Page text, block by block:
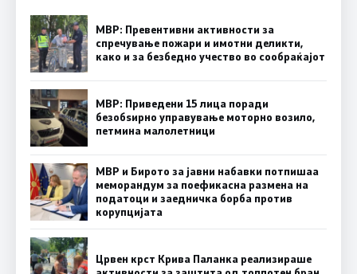
МВР: Превентивни активности за
спречување пожари и имотни деликти,
како и за безбедно учество во сообраќајот
МВР: Приведени 15 лица поради
безобѕирно управување моторно возило,
петмина малолетници
МВР и Бирото за јавни набавки потпишаа
меморандум за поефикасна размена на
податоци и заедничка борба против
корупцијата
Црвен крст Крива Паланка реализираше